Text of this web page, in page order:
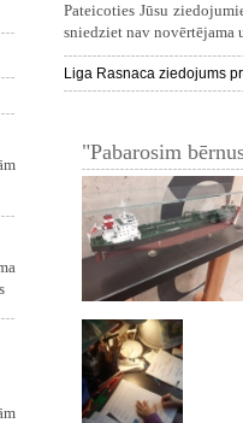
Pateicoties Jūsu
sniedziet nav
Liga Rasnaca ziedojums
"Pabarosim